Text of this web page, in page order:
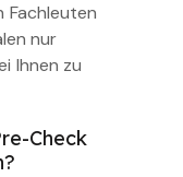
nur
Ihnen zu
Check